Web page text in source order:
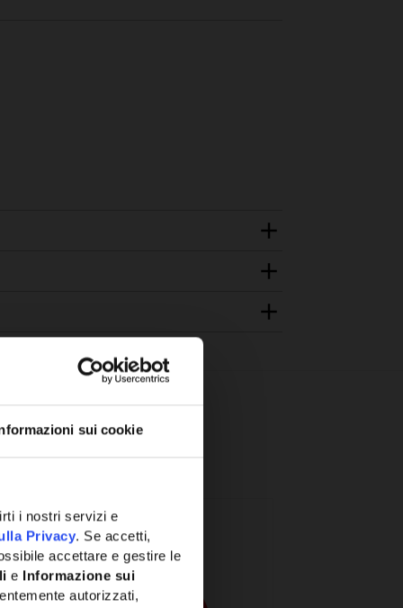
sui cookie
i nostri servizi e
Privacy. Se accetti,
accettare e gestire le
e Informazione sui
autorizzati,